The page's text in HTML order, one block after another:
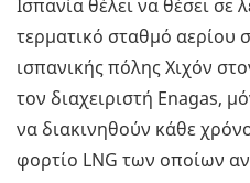
Ισπανία θέλει να θέσει σε
τερματικό σταθμό αερίου
ισπανικής πόλης Χιχόν
τον διαχειριστή Enagas,
να διακινηθούν κάθε
φορτίο LNG των οποίων